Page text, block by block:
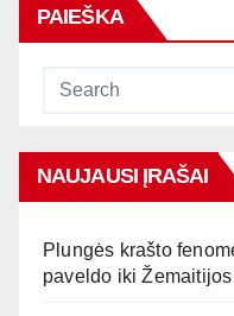
PAIEŠKA
NAUJAUSI ĮRAŠAI
Plungės krašto
paveldo iki